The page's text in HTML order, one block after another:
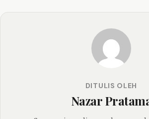
DITULIS OLEH
Nazar